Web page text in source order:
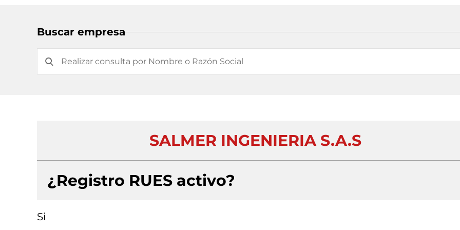
Buscar empresa
SALMER INGENIERIA S.A.S
¿Registro RUES activo?
Si